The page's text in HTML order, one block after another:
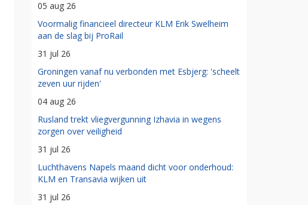
05 aug 26
Voormalig financieel directeur KLM Erik Swelheim
aan de slag bij ProRail
31 jul 26
Groningen vanaf nu verbonden met Esbjerg: 'scheelt
zeven uur rijden'
04 aug 26
Rusland trekt vliegvergunning Izhavia in wegens
zorgen over veiligheid
31 jul 26
Luchthavens Napels maand dicht voor onderhoud:
KLM en Transavia wijken uit
31 jul 26